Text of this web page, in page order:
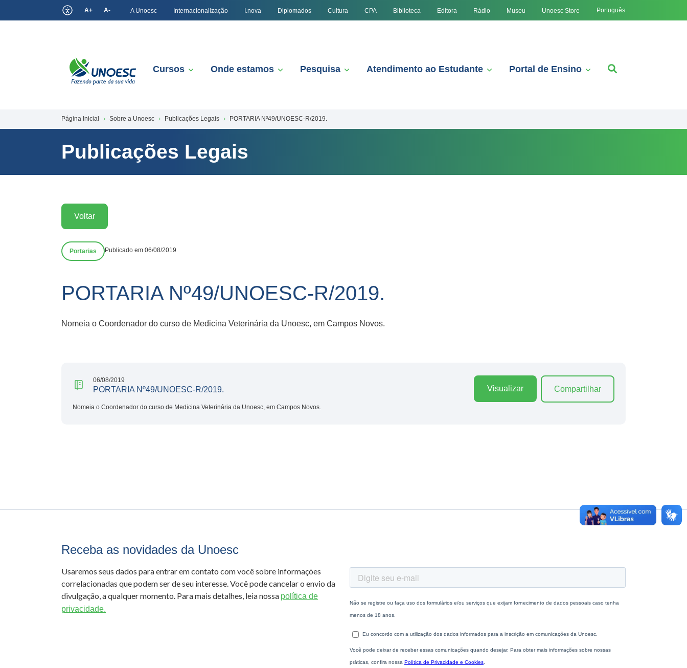
A+ A- A Unoesc Internacionalização I.nova Diplomados Cultura CPA Biblioteca Editora Rádio Museu Unoesc Store Português
Cursos Onde estamos Pesquisa Atendimento ao Estudante Portal de Ensino
Página Inicial Sobre a Unoesc Publicações Legais PORTARIA Nº49/UNOESC-R/2019.
Publicações Legais
Voltar
Portarias Publicado em 06/08/2019
PORTARIA Nº49/UNOESC-R/2019.
Nomeia o Coordenador do curso de Medicina Veterinária da Unoesc, em Campos Novos.
06/08/2019
PORTARIA Nº49/UNOESC-R/2019.
Nomeia o Coordenador do curso de Medicina Veterinária da Unoesc, em Campos Novos.
Visualizar Compartilhar
Receba as novidades da Unoesc
Usaremos seus dados para entrar em contato com você sobre informações
correlacionadas que podem ser de seu interesse. Você pode cancelar o envio da
divulgação, a qualquer momento. Para mais detalhes, leia nossa política de
privacidade.